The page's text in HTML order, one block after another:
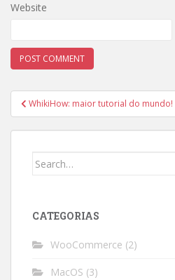
Website
Post
navigation
WhikiHow: maior tutorial do mundo!
Search
CATEGORIAS
WooCommerce (2)
MacOS (3)